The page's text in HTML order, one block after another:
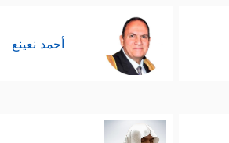
أحمد نعينع